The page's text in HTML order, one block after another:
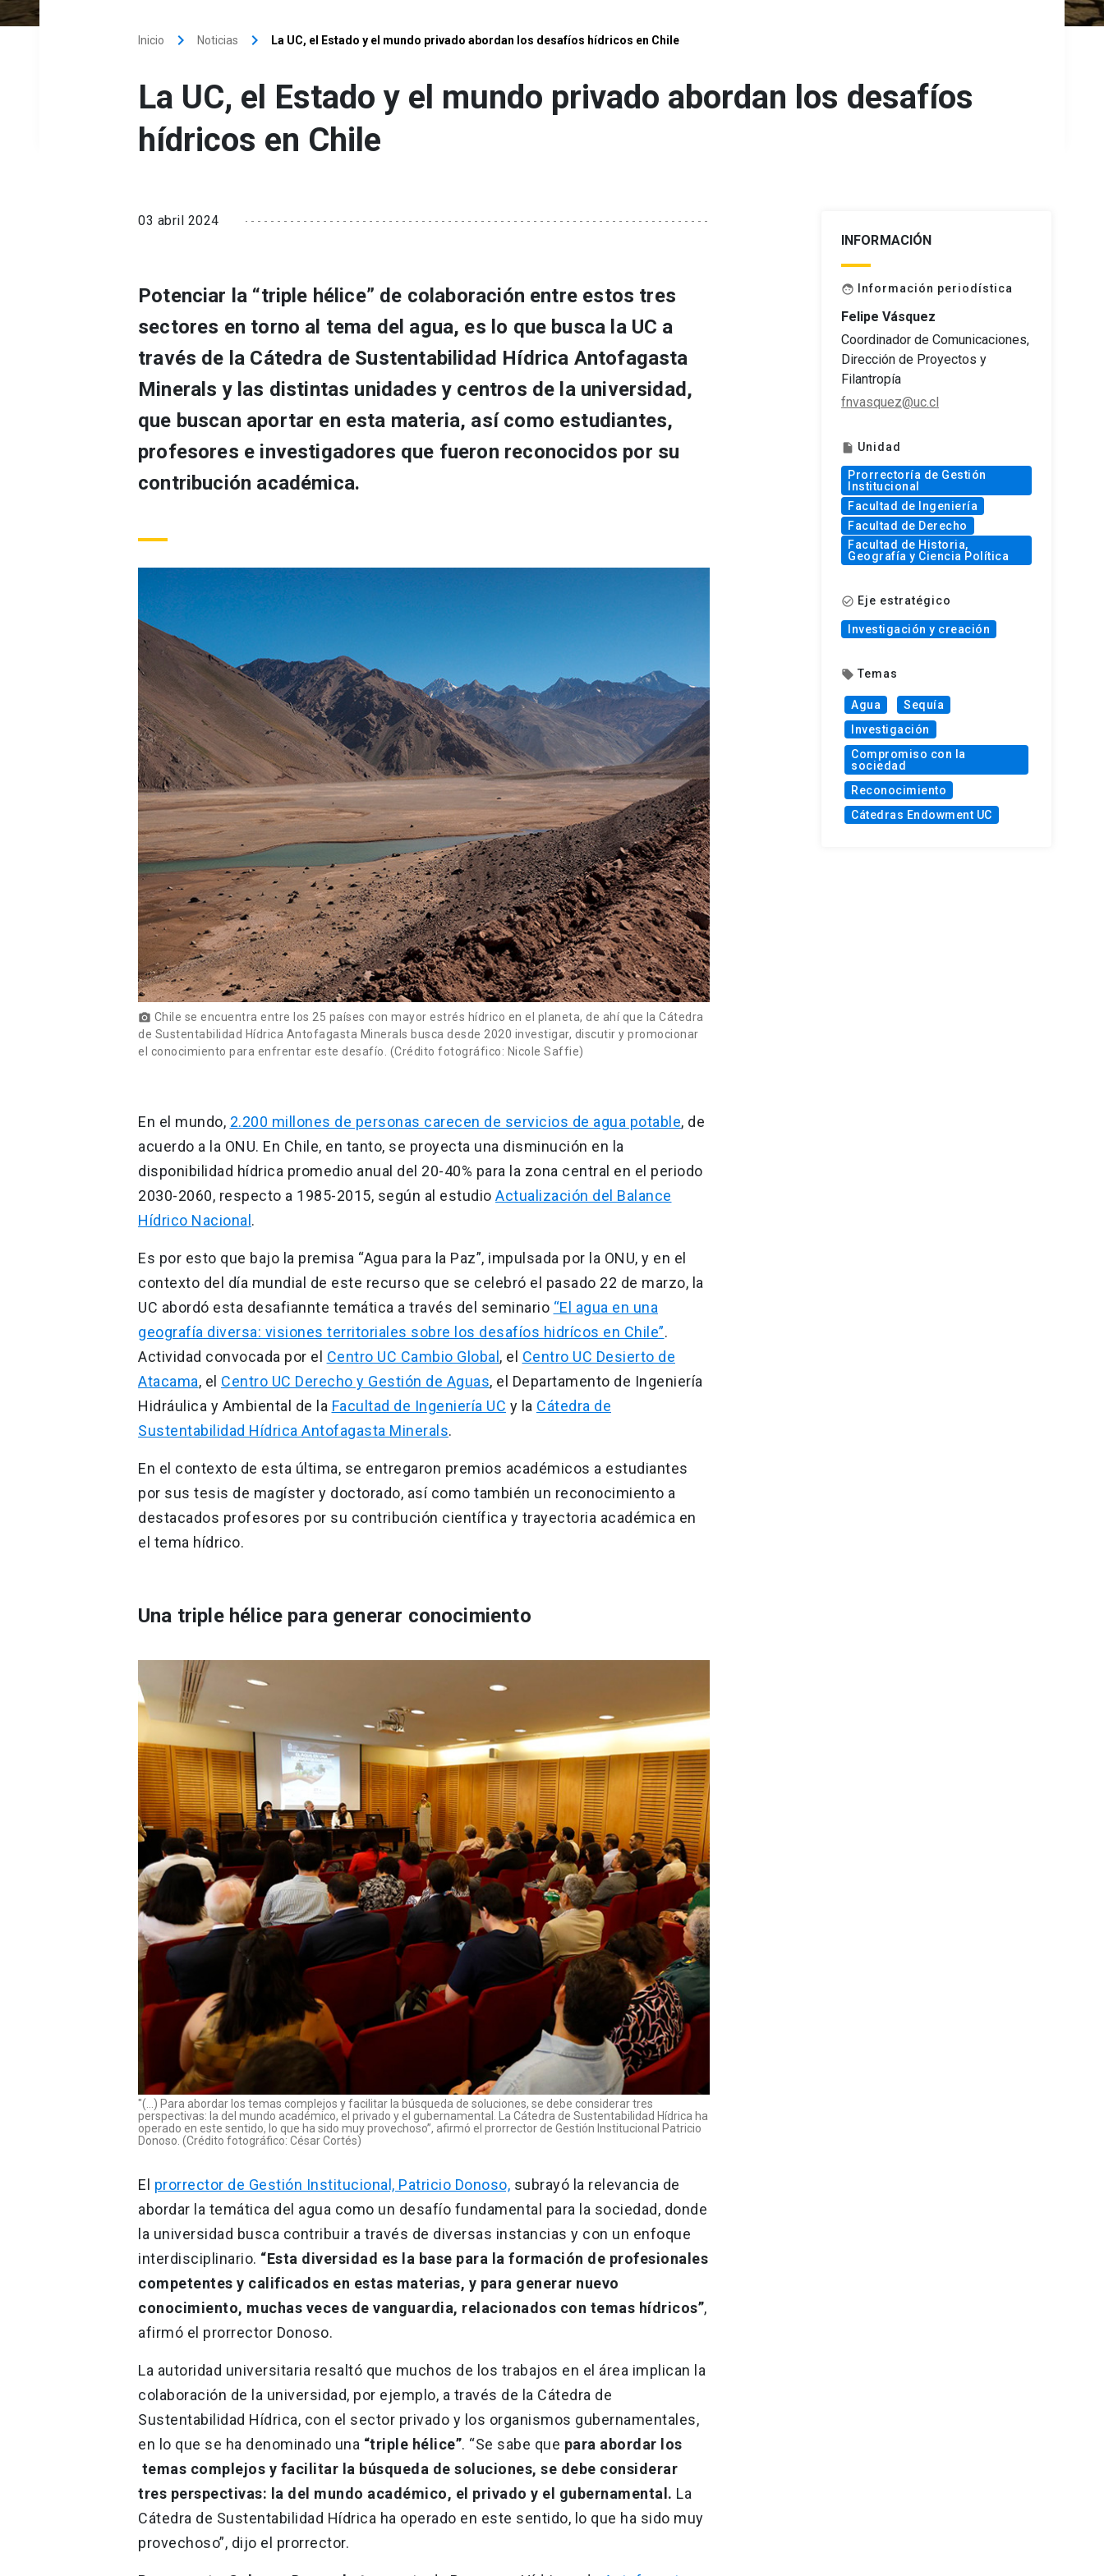
Inicio keyboard_arrow_right Noticias keyboard_arrow_right La UC, el Estado y el mundo privado abordan los desafíos hídricos en Chile
La UC, el Estado y el mundo privado abordan los desafíos
hídricos en Chile
03 abril 2024
Potenciar la “triple hélice” de colaboración entre estos tres
sectores en torno al tema del agua, es lo que busca la UC a
través de la Cátedra de Sustentabilidad Hídrica Antofagasta
Minerals y las distintas unidades y centros de la universidad,
que buscan aportar en esta materia, así como estudiantes,
profesores e investigadores que fueron reconocidos por su
contribución académica.
photo_camera Chile se encuentra entre los 25 países con mayor estrés hídrico en el planeta, de ahí que la Cátedra
de Sustentabilidad Hídrica Antofagasta Minerals busca desde 2020 investigar, discutir y promocionar
el conocimiento para enfrentar este desafío. (Crédito fotográfico: Nicole Saffie)
En el mundo, 2.200 millones de personas carecen de servicios de agua potable, de
acuerdo a la ONU. En Chile, en tanto, se proyecta una disminución en la
disponibilidad hídrica promedio anual del 20-40% para la zona central en el periodo
2030-2060, respecto a 1985-2015, según al estudio Actualización del Balance
Hídrico Nacional .
Es por esto que bajo la premisa “Agua para la Paz”, impulsada por la ONU, y en el
contexto del día mundial de este recurso que se celebró el pasado 22 de marzo, la
UC abordó esta desafiannte temática a través del seminario “El agua en una
geografía diversa: visiones territoriales sobre los desafíos hidrícos en Chile”.
Actividad convocada por el Centro UC Cambio Global , el Centro UC Desierto de
Atacama, el Centro UC Derecho y Gestión de Aguas, el Departamento de Ingeniería
Hidráulica y Ambiental de la Facultad de Ingeniería UC y la Cátedra de
Sustentabilidad Hídrica Antofagasta Minerals.
En el contexto de esta última, se entregaron premios académicos a estudiantes
por sus tesis de magíster y doctorado, así como también un reconocimiento a
destacados profesores por su contribución científica y trayectoria académica en
el tema hídrico.
Una triple hélice para generar conocimiento
"(...) Para abordar los temas complejos y facilitar la búsqueda de soluciones, se debe considerar tres
perspectivas: la del mundo académico, el privado y el gubernamental. La Cátedra de Sustentabilidad Hídrica ha
operado en este sentido, lo que ha sido muy provechoso”, afirmó el prorrector de Gestión Institucional Patricio
Donoso. (Crédito fotográfico: César Cortés)
El prorrector de Gestión Institucional, Patricio Donoso, subrayó la relevancia de
abordar la temática del agua como un desafío fundamental para la sociedad, donde
la universidad busca contribuir a través de diversas instancias y con un enfoque
interdisciplinario. “Esta diversidad es la base para la formación de profesionales
competentes y calificados en estas materias, y para generar nuevo
conocimiento, muchas veces de vanguardia, relacionados con temas hídricos”,
afirmó el prorrector Donoso.
La autoridad universitaria resaltó que muchos de los trabajos en el área implican la
colaboración de la universidad, por ejemplo, a través de la Cátedra de
Sustentabilidad Hídrica, con el sector privado y los organismos gubernamentales,
en lo que se ha denominado una “triple hélice”. “Se sabe que para abordar los
temas complejos y facilitar la búsqueda de soluciones, se debe considerar
tres perspectivas: la del mundo académico, el privado y el gubernamental. La
Cátedra de Sustentabilidad Hídrica ha operado en este sentido, lo que ha sido muy
provechoso”, dijo el prorrector.
INFORMACIÓN
face Información periodística
Felipe Vásquez
Coordinador de Comunicaciones,
Dirección de Proyectos y
Filantropía
fnvasquez@uc.cl
insert_drive_file Unidad
Prorrectoría de Gestión
Institucional
Facultad de Ingeniería
Facultad de Derecho
Facultad de Historia,
Geografía y Ciencia Política
check_circle_outline Eje estratégico
Investigación y creación
local_offer Temas
Agua
Sequía
Investigación
Compromiso con la
sociedad
Reconocimiento
Cátedras Endowment UC